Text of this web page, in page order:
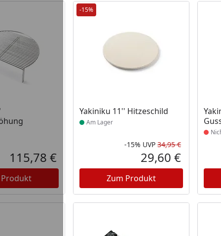
Aktueller Preis
115,78 €
-15%
Yakiniku 11'' Hitzeschild
Produkt am Lager
Am Lager
Rabatt in
-15% UVP 34,95 €
Aktueller
29,60 €
Zum Produkt